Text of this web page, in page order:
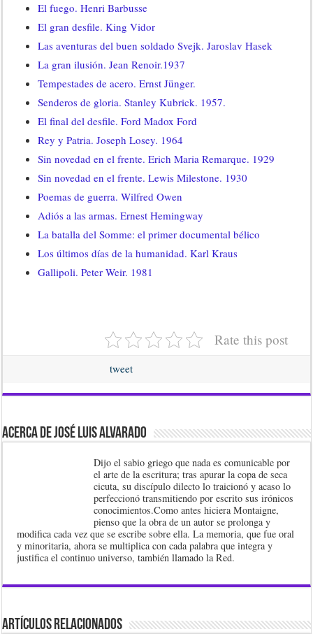
El fuego. Henri Barbusse
El gran desfile. King Vidor
Las aventuras del buen soldado Svejk. Jaroslav Hasek
La gran ilusión. Jean Renoir.1937
Tempestades de acero. Ernst Jünger.
Senderos de gloria. Stanley Kubrick. 1957.
El final del desfile. Ford Madox Ford
Rey y Patria. Joseph Losey. 1964
Sin novedad en el frente. Erich Maria Remarque. 1929
Sin novedad en el frente. Lewis Milestone. 1930
Poemas de guerra. Wilfred Owen
Adiós a las armas. Ernest Hemingway
La batalla del Somme: el primer documental bélico
Los últimos días de la humanidad. Karl Kraus
Gallipoli. Peter Weir. 1981
Rate this post
tweet
Acerca de José Luis Alvarado
Dijo el sabio griego que nada es comunicable por
el arte de la escritura; tras apurar la copa de seca
cicuta, su discípulo dilecto lo traicionó y acaso lo
perfeccionó transmitiendo por escrito sus irónicos
conocimientos.Como antes hiciera Montaigne,
pienso que la obra de un autor se prolonga y
modifica cada vez que se escribe sobre ella. La memoria, que fue oral
y minoritaria, ahora se multiplica con cada palabra que integra y
justifica el continuo universo, también llamado la Red.
Artículos Relacionados